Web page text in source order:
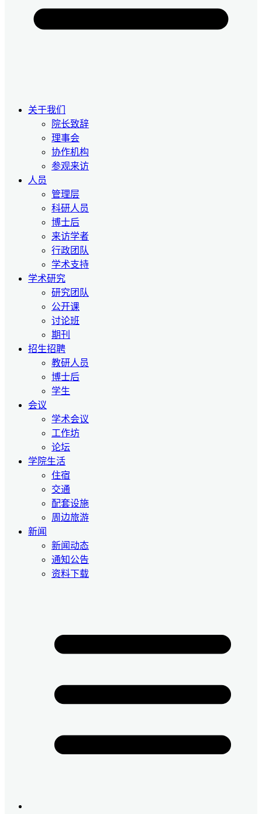
关于我们
院长致辞
理事会
协作机构
参观来访
人员
管理层
科研人员
博士后
来访学者
行政团队
学术支持
学术研究
研究团队
公开课
讨论班
期刊
招生招聘
教研人员
博士后
学生
会议
学术会议
工作坊
论坛
学院生活
住宿
交通
配套设施
周边旅游
新闻
新闻动态
通知公告
资料下载